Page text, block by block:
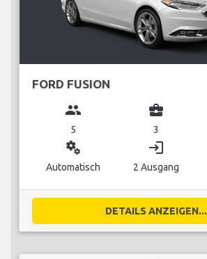
FORD FUSION
group
5
business_center
3
miscellaneous_services
Automatisch
login
2 Ausgang
DETAILS ANZEIGEN...